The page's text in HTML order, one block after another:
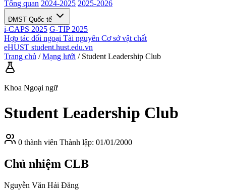
Tổng quan 2024-2025 2025-2026
ĐMST Quốc tế
i-CAPS 2025 G-TIP 2025
Hợp tác đối ngoại Tài nguyên Cơ sở vật chất
eHUST student.hust.edu.vn
Trang chủ / Mạng lưới / Student Leadership Club
Khoa Ngoại ngữ
Student Leadership Club
0 thành viên Thành lập: 01/01/2000
Chủ nhiệm CLB
Nguyễn Văn Hải Đăng